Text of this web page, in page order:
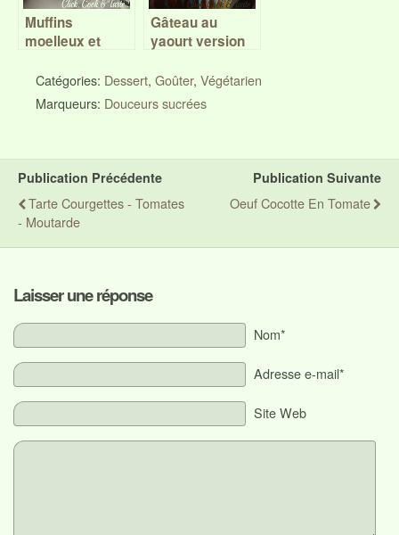
Muffins
moelleux et
chocolat
Gâteau au
yaourt version
Catégories: Dessert, Goûter, Végétarien
Marqueurs: Douceurs sucrées
Publication Précédente
Tarte Courgettes - Tomates
- Moutarde
Publication Suivante
Oeuf Cocotte En Tomate
Laisser une réponse
Nom*
Adresse e-mail*
Site Web